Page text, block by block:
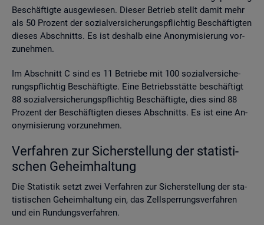
Be­schäf­tig­te aus­ge­wie­sen. Die­ser Be­trieb stellt damit mehr
als 50 Pro­zent der so­zi­al­ver­si­che­rungs­pflich­tig Be­schäf­tig­ten
die­ses Ab­schnitts. Es ist des­halb eine An­ony­mi­sie­rung vor­
zu­neh­men.
Im Ab­schnitt C sind es 11 Be­trie­be mit 100 so­zi­al­ver­si­che­
rungs­pflich­tig Be­schäf­tig­te. Eine Be­triebs­stät­te be­schäf­tigt
88 so­zi­al­ver­si­che­rungs­pflich­tig Be­schäf­tig­te, dies sind 88
Pro­zent der Be­schäf­tig­ten die­ses Ab­schnitts. Es ist eine An­
ony­mi­sie­rung vor­zu­neh­men.
Ver­fah­ren zur Si­cher­stel­lung der sta­tis­ti­
schen Ge­heim­hal­tung
Die Sta­tis­tik setzt zwei Ver­fah­ren zur Si­cher­stel­lung der sta­
tis­ti­schen Ge­heim­hal­tung ein, das Zell­sper­rungs­ver­fah­ren
und ein Run­dungs­ver­fah­ren.